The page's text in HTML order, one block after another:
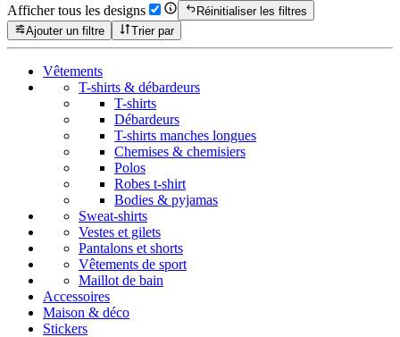
Afficher tous les designs
Réinitialiser les filtres
Ajouter un filtre
Trier par
Vêtements
T-shirts & débardeurs
T-shirts
Débardeurs
T-shirts manches longues
Chemises & chemisiers
Polos
Robes t-shirt
Bodies & pyjamas
Sweat-shirts
Vestes et gilets
Pantalons et shorts
Vêtements de sport
Maillot de bain
Accessoires
Maison & déco
Stickers